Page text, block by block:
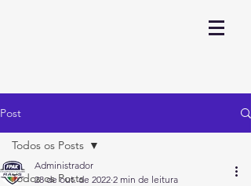
Post
Todos os Posts
Todos os Posts
Administrador
28 de out. de 2022 2 min de leitura